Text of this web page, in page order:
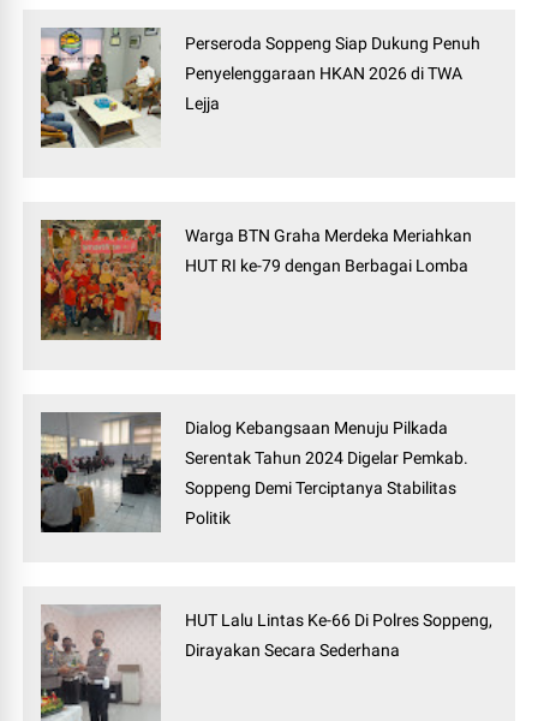
Perseroda Soppeng Siap Dukung Penuh
Penyelenggaraan HKAN 2026 di TWA
Lejja
Warga BTN Graha Merdeka Meriahkan
HUT RI ke-79 dengan Berbagai Lomba
Dialog Kebangsaan Menuju Pilkada
Serentak Tahun 2024 Digelar Pemkab.
Soppeng Demi Terciptanya Stabilitas
Politik
HUT Lalu Lintas Ke-66 Di Polres Soppeng,
Dirayakan Secara Sederhana